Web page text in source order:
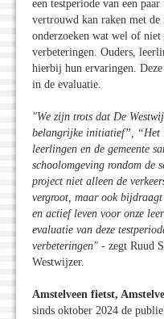
een testperiode van een
vertrouwd kan raken met de
onderzoeken wat wel of
verbeteringen. Ouders,
hierbij hun ervaringen.
in de evaluatie.
"We zijn trots dat De
belangrijke initiatief”, “Het
leerlingen en de gemeente
schoolomgeving rondom de
project niet alleen de
vergroot, maar ook bijdraagt
en actief leven voor onze
evaluatie van deze
verbeteringen" - zegt Ruud
Westwijzer.
Amstelveen fietst,
sinds oktober 2024 de